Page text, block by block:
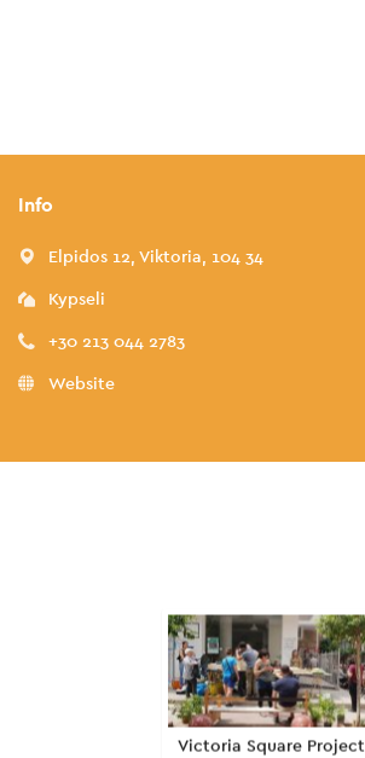
Info
Elpidos 12, Viktoria, 104 34
Kypseli
+30 213 044 2783
Website
Victoria Square Project